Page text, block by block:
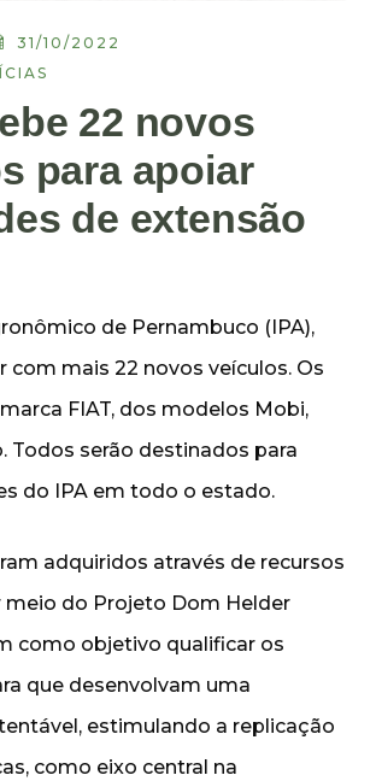
31/10/2022
22 novos
para apoiar
de extensão
de Pernambuco (IPA),
com mais 22 novos veículos. Os
FIAT, dos modelos Mobi,
Todos serão destinados para
do IPA em todo o estado.
adquiridos através de recursos
meio do Projeto Dom Helder
como objetivo qualificar os
que desenvolvam uma
estimulando a replicação
como eixo central na